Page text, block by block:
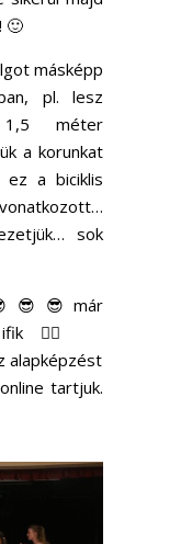
🙂
másképp
pl. lesz
méter
a korunkat
a biciklis
sok
😎 😎 már
🧜‍♀️
alapképzést
tartjuk.